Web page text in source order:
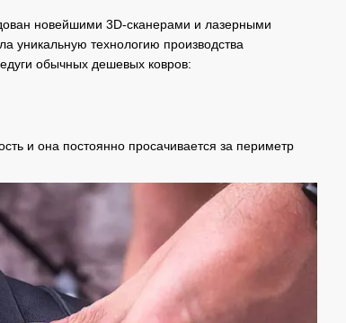
новейшими 3D-сканерами и лазерными
уникальную технологию производства
обычных дешевых ковров:
и она постоянно просачивается за периметр